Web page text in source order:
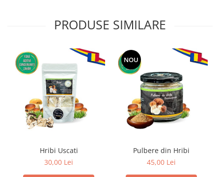
PRODUSE SIMILARE
Hribi Uscati
30,00 Lei
NOU
Pulbere din Hribi
45,00 Lei